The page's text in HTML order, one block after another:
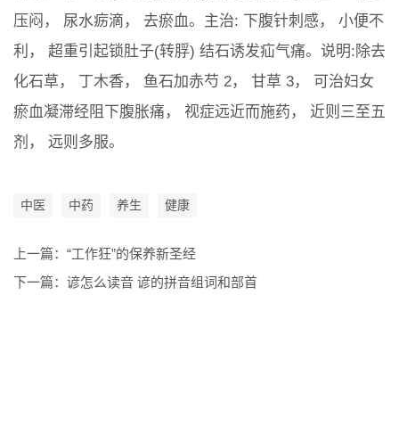
压闷， 尿水疬滴， 去瘀血。主治: 下腹针刺感， 小便不
利， 超重引起锁肚子(转脬) 结石诱发疝气痛。说明:除去
化石草， 丁木香， 鱼石加赤芍 2， 甘草 3， 可治妇女
瘀血凝滞经阻下腹胀痛， 视症远近而施药， 近则三至五
剂， 远则多服。
中医 中药 养生 健康
上一篇： “工作狂”的保养新圣经
下一篇： 谚怎么读音 谚的拼音组词和部首